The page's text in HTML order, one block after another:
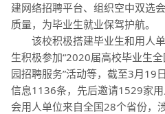
建网络招聘平台、组织空中双选
质量，为毕业生就业保驾护航。
该校积极搭建毕业生和用人单
生积极参加“2020届高校毕业生
园招聘服务”活动等，截至3月19
信息1136条，先后邀请1529家
会用人单位来自全国28个省份，